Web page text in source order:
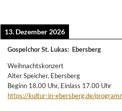
13. Dezember 2026
Gospelchor St. Lukas: Ebersberg
Weihnachtskonzert
Alter Speicher, Ebersberg
Beginn 18.00 Uhr, Einlass 17.00 Uhr
https://kultur-in-ebersberg.de/